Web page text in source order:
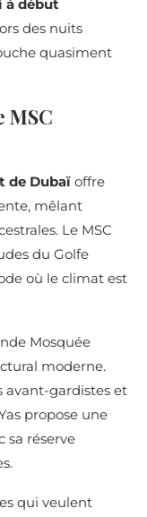
à début
des nuits
quasiment
MSC
de Dubaï offre
mêlant
Le MSC
du Golfe
où le climat est
Mosquée
moderne.
avant-gardistes et
propose une
sa réserve
qui veulent